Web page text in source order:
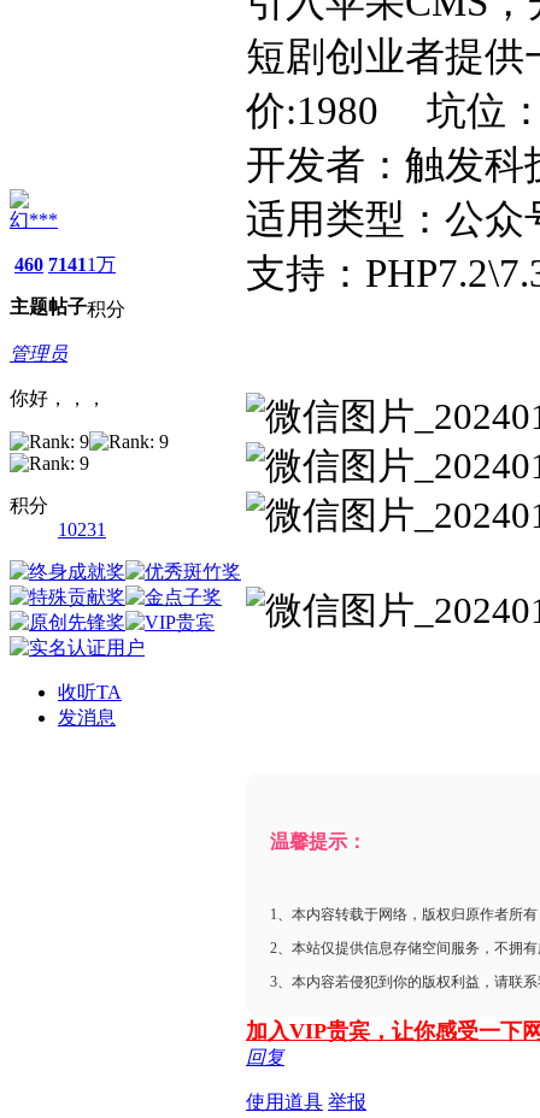
幻***
460
主题
7141
帖子
1万
积分
管理员
你好，，，
积分
10231
收听TA
发消息
短剧创业者提
价:1980 坑位
开发者：触发
适用类型：公
支持：
温馨提示：
1、本内容转载于网络，版权归原作者所
2、本站仅提供信息存储空间服务，不拥
3、本内容若侵犯到你的版权利益，请联
加入VIP贵宾，让你感受一下
回复
使用道具 举报